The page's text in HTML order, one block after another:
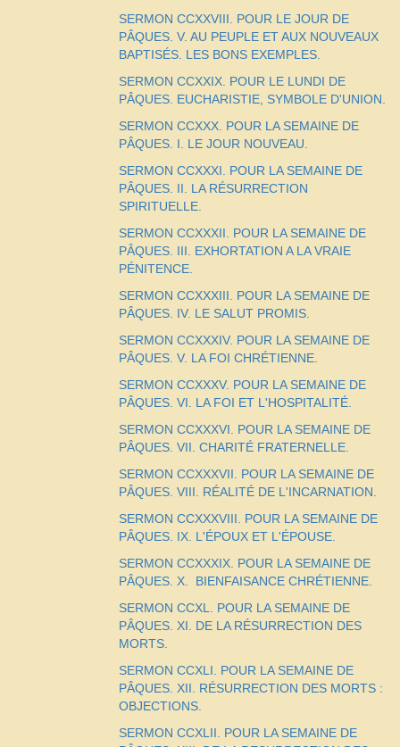
SERMON CCXXVIII. POUR LE JOUR DE
PÂQUES. V. AU PEUPLE ET AUX NOUVEAUX
BAPTISÉS. LES BONS EXEMPLES.
SERMON CCXXIX. POUR LE LUNDI DE
PÂQUES. EUCHARISTIE, SYMBOLE D'UNION.
SERMON CCXXX. POUR LA SEMAINE DE
PÂQUES. I. LE JOUR NOUVEAU.
SERMON CCXXXI. POUR LA SEMAINE DE
PÂQUES. II. LA RÉSURRECTION
SPIRITUELLE.
SERMON CCXXXII. POUR LA SEMAINE DE
PÂQUES. III. EXHORTATION A LA VRAIE
PÉNITENCE.
SERMON CCXXXIII. POUR LA SEMAINE DE
PÂQUES. IV. LE SALUT PROMIS.
SERMON CCXXXIV. POUR LA SEMAINE DE
PÂQUES. V. LA FOI CHRÉTIENNE.
SERMON CCXXXV. POUR LA SEMAINE DE
PÂQUES. VI. LA FOI ET L'HOSPITALITÉ.
SERMON CCXXXVI. POUR LA SEMAINE DE
PÂQUES. VII. CHARITÉ FRATERNELLE.
SERMON CCXXXVII. POUR LA SEMAINE DE
PÂQUES. VIII. RÉALITÉ DE L'INCARNATION.
SERMON CCXXXVIII. POUR LA SEMAINE DE
PÂQUES. IX. L'ÉPOUX ET L'ÉPOUSE.
SERMON CCXXXIX. POUR LA SEMAINE DE
PÂQUES. X.
BIENFAISANCE CHRÉTIENNE.
SERMON CCXL. POUR LA SEMAINE DE
PÂQUES. XI. DE LA RÉSURRECTION DES
MORTS.
SERMON CCXLI. POUR LA SEMAINE DE
PÂQUES. XII. RÉSURRECTION DES MORTS :
OBJECTIONS.
SERMON CCXLII. POUR LA SEMAINE DE